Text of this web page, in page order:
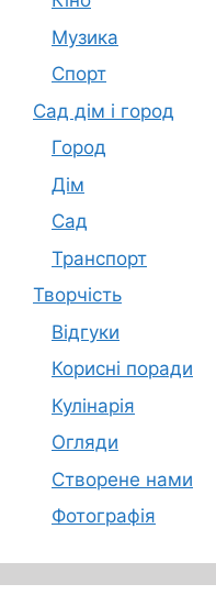
Музика
Спорт
Сад дім і город
Город
Дім
Сад
Транспорт
Творчість
Відгуки
Корисні поради
Кулінарія
Огляди
Створене нами
Фотографія